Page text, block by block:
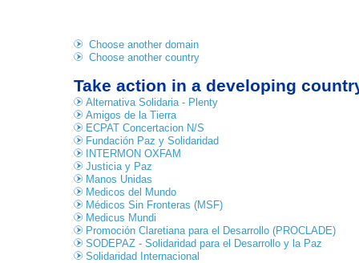
Choose another domain
Choose another country
Take action in a developing
Alternativa Solidaria - Plenty
Amigos de la Tierra
ECPAT Concertacion N/S
Fundación Paz y Solidaridad
INTERMON OXFAM
Justicia y Paz
Manos Unidas
Medicos del Mundo
Médicos Sin Fronteras (MSF)
Medicus Mundi
Promoción Claretiana para el Desarrollo (PROCLADE)
SODEPAZ - Solidaridad para el Desarrollo y la Paz
Solidaridad Internacional